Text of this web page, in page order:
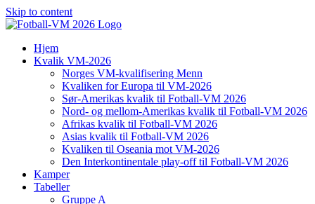
Skip to content
Hjem
Kvalik VM-2026
Norges VM-kvalifisering Menn
Kvaliken for Europa til VM-2026
Sør-Amerikas kvalik til Fotball-VM 2026
Nord- og mellom-Amerikas kvalik til Fotball-VM 2026
Afrikas kvalik til Fotball-VM 2026
Asias kvalik til Fotball-VM 2026
Kvaliken til Oseania mot VM-2026
Den Interkontinentale play-off til Fotball-VM 2026
Kamper
Tabeller
Gruppe A